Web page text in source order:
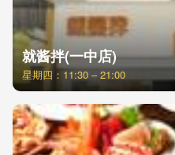
就酱拌(一中店)
星期四：11:30 – 21:00